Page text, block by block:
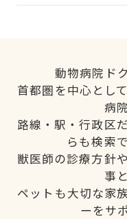
動物病院ド
首都圏を中心とし
病
路線・駅・行政区
らも検索
獣医師の診療方針
事
ペットも大切な家
ーをサ